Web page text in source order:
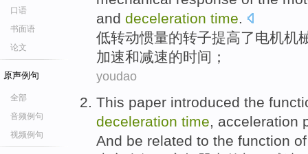
口语
书面语
论文
原声例句
全部
音频例句
视频例句
and deceleration time.
低转动惯量的转子提高了电机机
加速和减速的时间 ；
youdao
This paper introduced the
deceleration time, acceleration
And be related to the function of